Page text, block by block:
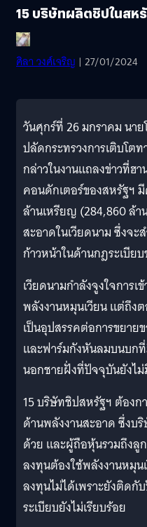
15 บริษัทผลิตชิปในสห
ศิลา วงศ์เจริญ | 27/01/2024
วันศุกร์ที่ 26 มกราคม นาย
ปลัดกระทรวงการเติบโต
กล่าวในงานแถลงข่าวที่ฮ
คอนดักเตอร์ของสหรัฐฯ
ล้านเหรียญ (284,860 ล้า
สะอาดในเวียดนาม ซึ่งจ
ก้าวหน้าในด้านกฎระเบีย
เวียดนามกำลังจูงใจการ
พลังงานหมุนเวียน แต่ถึง
เป็นอุปสรรคต่อการขยา
และฟาร์มกังหันลมบนบก
นอกชายฝั่งที่ปัจจุบันยังไ
15 บริษัทชิปสหรัฐฯ ต้องก
ด้านพลังงานสะอาด ซึ่งบ
ด้วย และผู้ถือหุ้นรวมถึงลู
ลงทุนต้องใช้พลังงานหมุน
ลงทุนไม่ได้เพราะยังติด
ระเบียบยังไม่เรียบร้อย